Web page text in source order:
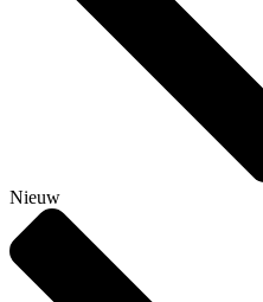
Nieuw